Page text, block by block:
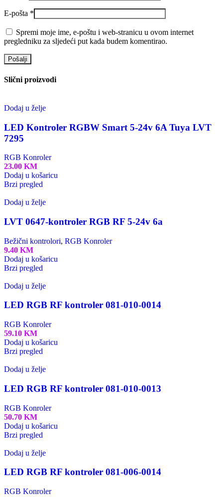
E-pošta *
Spremi moje ime, e-poštu i web-stranicu u ovom internet
pregledniku za sljedeći put kada budem komentirao.
Slični proizvodi
Dodaj u želje
LED Kontroler RGBW Smart 5-24v 6A Tuya LVT
7295
RGB Konroler
23.00 KM
Dodaj u košaricu
Brzi pregled
Dodaj u želje
LVT 0647-kontroler RGB RF 5-24v 6a
Bežični kontrolori, RGB Konroler
9.40 KM
Dodaj u košaricu
Brzi pregled
Dodaj u želje
LED RGB RF kontroler 081-010-0014
RGB Konroler
59.10 KM
Dodaj u košaricu
Brzi pregled
Dodaj u želje
LED RGB RF kontroler 081-010-0013
RGB Konroler
50.70 KM
Dodaj u košaricu
Brzi pregled
Dodaj u želje
LED RGB RF kontroler 081-006-0014
RGB Konroler